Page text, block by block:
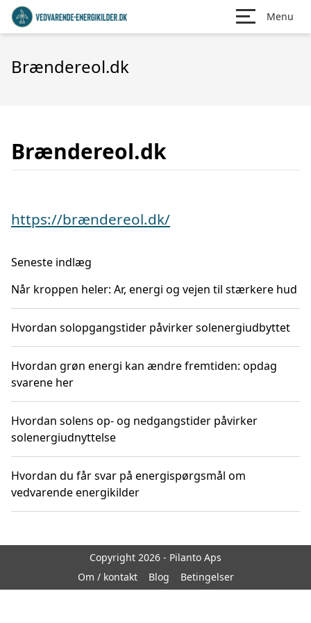
Menu
Brændereol.dk
Brændereol.dk
https://brændereol.dk/
Seneste indlæg
Når kroppen heler: Ar, energi og vejen til stærkere hud
Hvordan solopgangstider påvirker solenergiudbyttet
Hvordan grøn energi kan ændre fremtiden: opdag
svarene her
Hvordan solens op- og nedgangstider påvirker
solenergiudnyttelse
Hvordan du får svar på energispørgsmål om
vedvarende energikilder
Copyright 2026 - Pilanto Aps
Om / kontakt
Blog Betingelser